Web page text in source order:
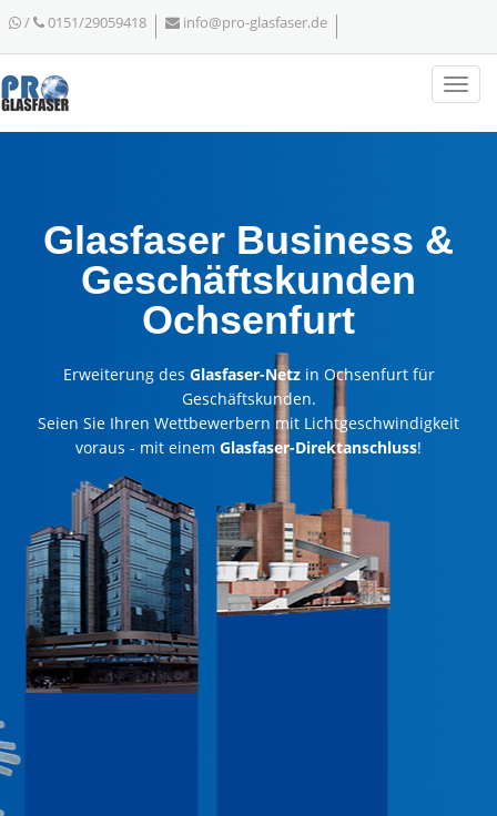
/ 0151/29059418 info@pro-glasfaser.de
Glasfaser Business &
Geschäftskunden
Ochsenfurt
Erweiterung des Glasfaser-Netzin Ochsenfurt für
Geschäftskunden.
Seien Sie Ihren Wettbewerbern mit Lichtgeschwindigkeit
voraus - mit einem Glasfaser-Direktanschluss!